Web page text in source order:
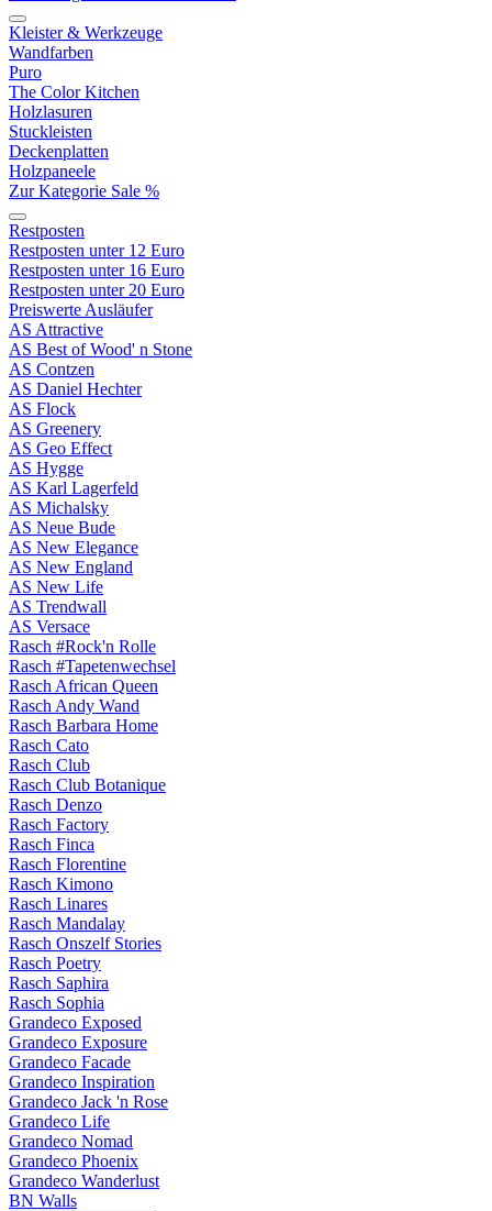
Kleister & Werkzeuge
Wandfarben
Puro
The Color Kitchen
Holzlasuren
Stuckleisten
Deckenplatten
Holzpaneele
Zur Kategorie Sale %
Restposten
Restposten unter 12 Euro
Restposten unter 16 Euro
Restposten unter 20 Euro
Preiswerte Ausläufer
AS Attractive
AS Best of Wood' n Stone
AS Contzen
AS Daniel Hechter
AS Flock
AS Greenery
AS Geo Effect
AS Hygge
AS Karl Lagerfeld
AS Michalsky
AS Neue Bude
AS New Elegance
AS New England
AS New Life
AS Trendwall
AS Versace
Rasch #Rock'n Rolle
Rasch #Tapetenwechsel
Rasch African Queen
Rasch Andy Wand
Rasch Barbara Home
Rasch Cato
Rasch Club
Rasch Club Botanique
Rasch Denzo
Rasch Factory
Rasch Finca
Rasch Florentine
Rasch Kimono
Rasch Linares
Rasch Mandalay
Rasch Onszelf Stories
Rasch Poetry
Rasch Saphira
Rasch Sophia
Grandeco Exposed
Grandeco Exposure
Grandeco Facade
Grandeco Inspiration
Grandeco Jack 'n Rose
Grandeco Life
Grandeco Nomad
Grandeco Phoenix
Grandeco Wanderlust
BN Walls